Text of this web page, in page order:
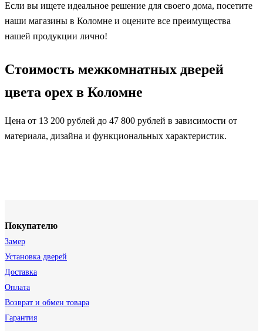
Если вы ищете идеальное решение для своего дома, посетите
наши магазины в Коломне и оцените все преимущества
нашей продукции лично!
Стоимость межкомнатных дверей
цвета орех в Коломне
Цена от 13 200 рублей до 47 800 рублей в зависимости от
материала, дизайна и функциональных характеристик.
Покупателю
Замер
Установка дверей
Доставка
Оплата
Возврат и обмен товара
Гарантия